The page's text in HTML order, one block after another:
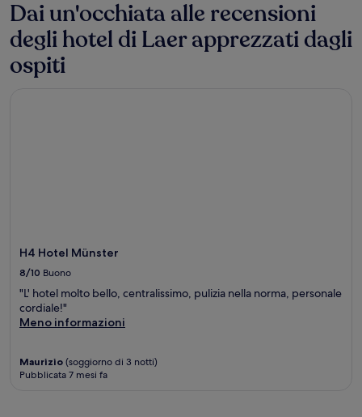
Dai un'occhiata alle recensioni
degli hotel di Laer apprezzati dagli
ospiti
H4 Hotel Münster
8/10 Buono
"L' hotel molto bello, centralissimo, pulizia nella norma, personale
cordiale!"
Meno informazioni
Maurizio (soggiorno di 3 notti)
Pubblicata 7 mesi fa